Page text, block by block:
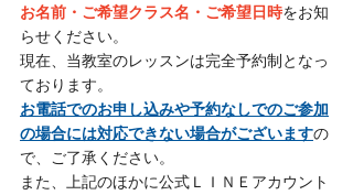
お名前・ご希望クラス名・ご希望日時をお知
らせください。
現在、当教室のレッスンは完全予約制となっ
ております。
お電話でのお申し込みや予約なしでのご参加
の場合には対応できない場合がございますの
で、ご了承ください。
また、上記のほかに公式ＬＩＮＥアカウント